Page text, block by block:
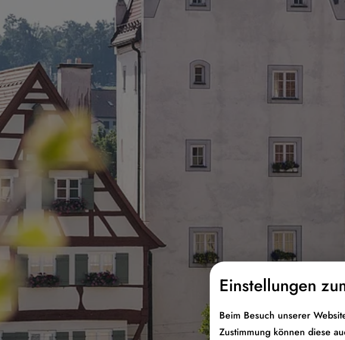
Einstellungen
Beim Besuch unserer
Zustimmung können diese